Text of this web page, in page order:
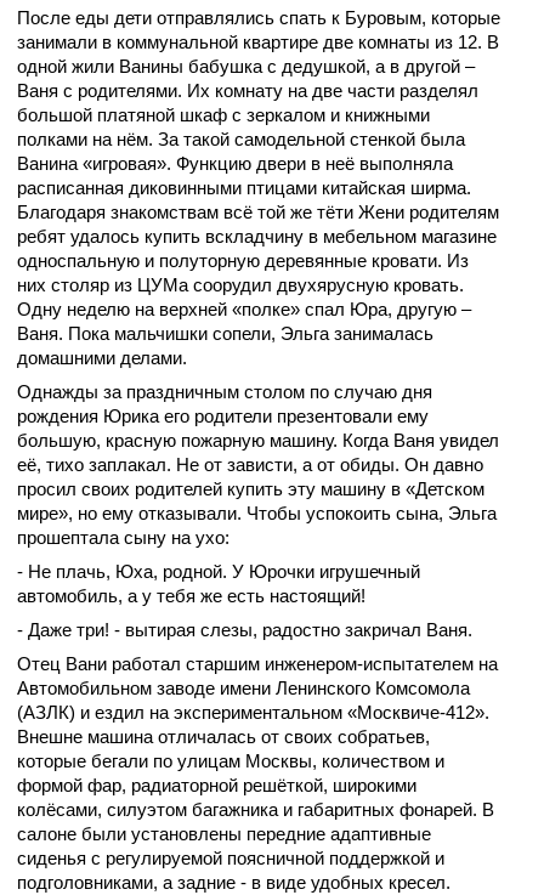
После еды дети отправлялись спать к Буровым, которые
занимали в коммунальной квартире две комнаты из 12. В
одной жили Ванины бабушка с дедушкой, а в другой –
Ваня с родителями. Их комнату на две части разделял
большой платяной шкаф с зеркалом и книжными
полками на нём. За такой самодельной стенкой была
Ванина «игровая». Функцию двери в неё выполняла
расписанная диковинными птицами китайская ширма.
Благодаря знакомствам всё той же тёти Жени родителям
ребят удалось купить вскладчину в мебельном магазине
односпальную и полуторную деревянные кровати. Из
них столяр из ЦУМа соорудил двухярусную кровать.
Одну неделю на верхней «полке» спал Юра, другую –
Ваня. Пока мальчишки сопели, Эльга занималась
домашними делами.
Однажды за праздничным столом по случаю дня
рождения Юрика его родители презентовали ему
большую, красную пожарную машину. Когда Ваня увидел
её, тихо заплакал. Не от зависти, а от обиды. Он давно
просил своих родителей купить эту машину в «Детском
мире», но ему отказывали. Чтобы успокоить сына, Эльга
прошептала сыну на ухо:
- Не плачь, Юха, родной. У Юрочки игрушечный
автомобиль, а у тебя же есть настоящий!
- Даже три! - вытирая слезы, радостно закричал Ваня.
Отец Вани работал старшим инженером-испытателем на
Автомобильном заводе имени Ленинского Комсомола
(АЗЛК) и ездил на экспериментальном «Москвиче-412».
Внешне машина отличалась от своих собратьев,
которые бегали по улицам Москвы, количеством и
формой фар, радиаторной решёткой, широкими
колёсами, силуэтом багажника и габаритных фонарей. В
салоне были установлены передние адаптивные
сиденья с регулируемой поясничной поддержкой и
подголовниками, а задние - в виде удобных кресел.